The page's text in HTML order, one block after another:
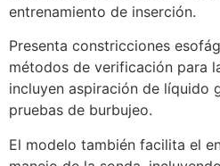
entrenamiento de inserción.
Presenta constricciones
métodos de verificación para
incluyen aspiración de líquido
pruebas de burbujeo.
El modelo también facilita el